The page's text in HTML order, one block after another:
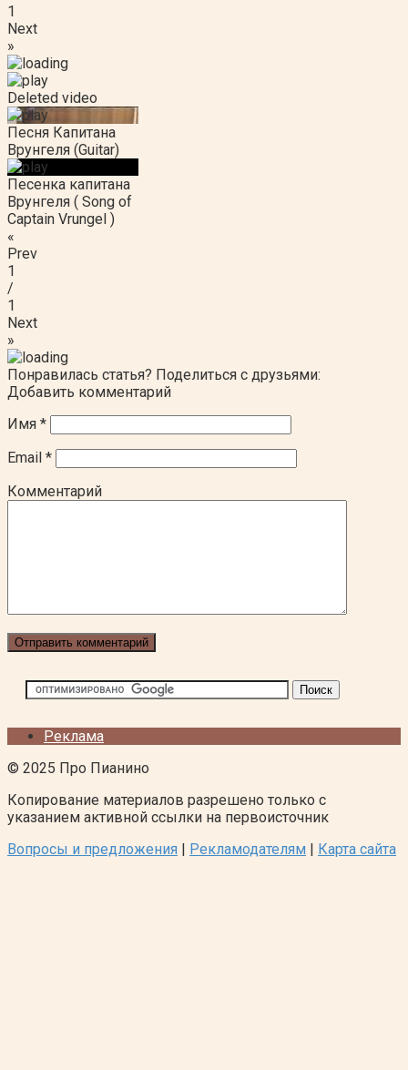
1
Next
»
Deleted video
Песня Капитана
Врунгеля (Guitar)
Песенка капитана
Врунгеля ( Song of
Captain Vrungel )
«
Prev
1
/
1
Next
»
Понравилась статья? Поделиться с друзьями:
Добавить комментарий
Имя *
Email *
Комментарий
Реклама
© 2025 Про Пианино
Копирование материалов разрешено только с
указанием активной ссылки на первоисточник
Вопросы и предложения | Рекламодателям | Карта сайта